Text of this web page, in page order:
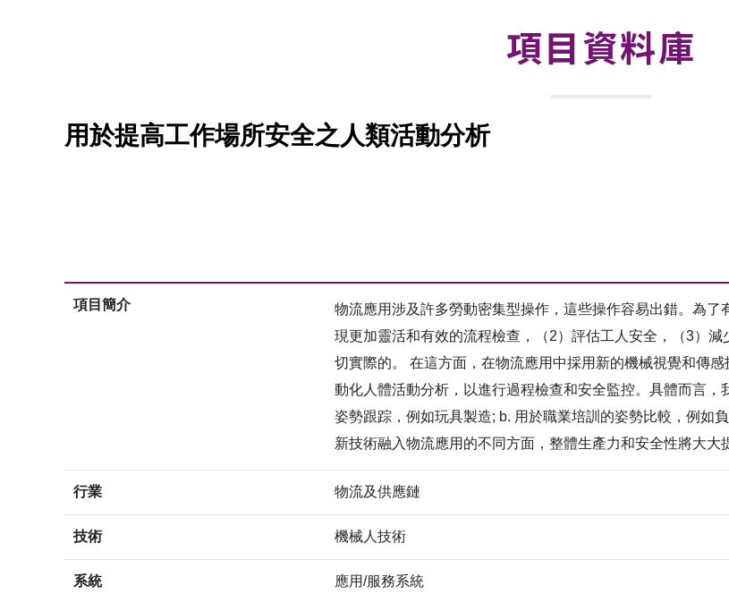
項目資料庫
用於提高工作場所安全之人類活動分析
項目簡介
物流應用涉及許多勞動密集型操作，這些操作容易出錯。為
現更加靈活和有效的流程檢查，（2）評估工人安全，（3）
切實際的。 在這方面，在物流應用中採用新的機械視覺和傳
動化人體活動分析，以進行過程檢查和安全監控。具體而言
姿勢跟踪，例如玩具製造; b. 用於職業培訓的姿勢比較，例如
新技術融入物流應用的不同方面，整體生產力和安全性將大大
行業 物流及供應鏈
技術 機械人技術
系統 應用/服務系統